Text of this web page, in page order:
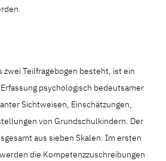
zwei Teilfragebogen besteht, ist ein
psychologisch bedeutsamer
Sichtweisen, Einschätzungen,
von Grundschulkindern. Der
aus sieben Skalen. Im ersten
die Kompetenzzuschreibungen